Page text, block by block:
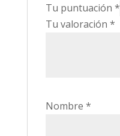
Tu puntuación *
Tu valoración *
Nombre *